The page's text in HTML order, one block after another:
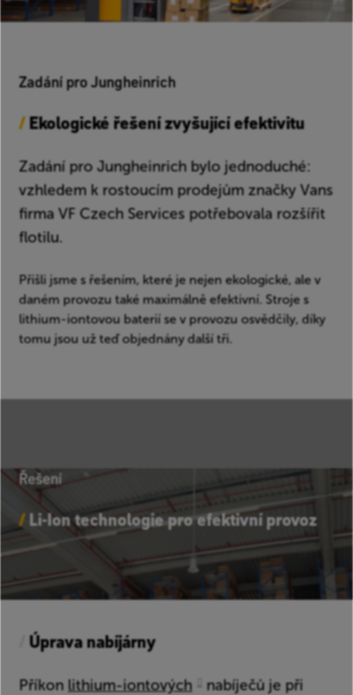
Zadání pro Jungheinrich
/Ekologické řešení zvyšující efektivitu
Zadání pro Jungheinrich bylo jednoduché:
vzhledem k rostoucím prodejům značky Vans
firma VF Czech Services potřebovala rozšířit
flotilu.
Přišli jsme s řešením, které je nejen ekologické, ale v
daném provozu také maximálně efektivní. Stroje s
lithium-iontovou baterií se v provozu osvědčily, díky
tomu jsou už teď objednány další tři.
Řešení
/ Li-Ion technologie pro efektivní provoz
Úprava nabíjárny
Příkon lithium-iontových
nabíječů je při